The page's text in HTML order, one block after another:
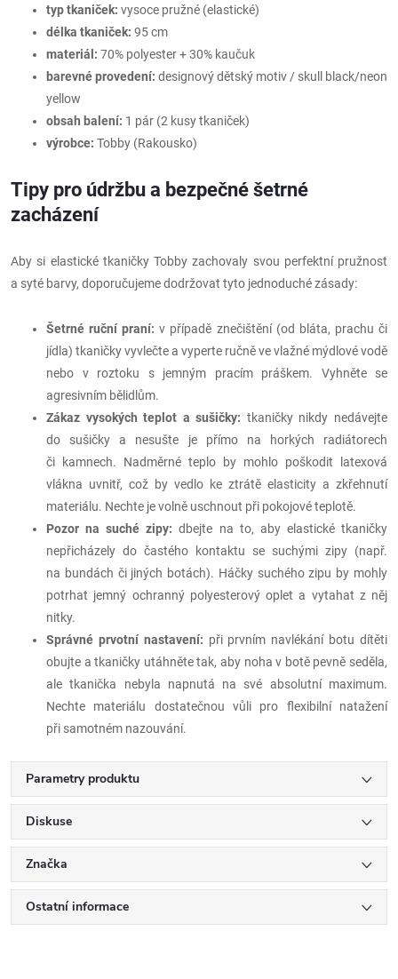
typ tkaniček: vysoce pružné (elastické)
délka tkaniček: 95 cm
materiál: 70% polyester + 30% kaučuk
barevné provedení: designový dětský motiv / skull black/neon
yellow
obsah balení: 1 pár (2 kusy tkaniček)
výrobce: Tobby (Rakousko)
Tipy pro údržbu a bezpečné šetrné
zacházení
Aby si elastické tkaničky Tobby zachovaly svou perfektní pružnost
a syté barvy, doporučujeme dodržovat tyto jednoduché zásady:
Šetrné ruční praní: v případě znečištění (od bláta, prachu či
jídla) tkaničky vyvlečte a vyperte ručně ve vlažné mýdlové vodě
nebo v roztoku s jemným pracím práškem. Vyhněte se
agresivním bělidlům.
Zákaz vysokých teplot a sušičky: tkaničky nikdy nedávejte
do sušičky a nesušte je přímo na horkých radiátorech
či kamnech. Nadměrné teplo by mohlo poškodit latexová
vlákna uvnitř, což by vedlo ke ztrátě elasticity a zkřehnutí
materiálu. Nechte je volně uschnout při pokojové teplotě.
Pozor na suché zipy: dbejte na to, aby elastické tkaničky
nepřicházely do častého kontaktu se suchými zipy (např.
na bundách či jiných botách). Háčky suchého zipu by mohly
potrhat jemný ochranný polyesterový oplet a vytahat z něj
nitky.
Správné prvotní nastavení: při prvním navlékání botu dítěti
obujte a tkaničky utáhněte tak, aby noha v botě pevně seděla,
ale tkanička nebyla napnutá na své absolutní maximum.
Nechte materiálu dostatečnou vůli pro flexibilní natažení
při samotném nazouvání.
Parametry produktu
Diskuse
Značka
Ostatní informace